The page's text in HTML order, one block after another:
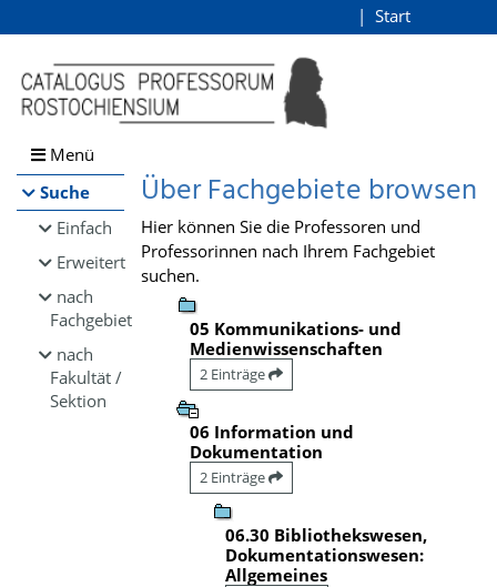
Browsen
direkt zum Inhalt
Start
Menü
Suche
Einfach
Erweitert
nach
Fachgebiet
nach
Fakultät /
Sektion
Über Fachgebiete browsen
Hier können Sie die Professoren und
Professorinnen nach Ihrem Fachgebiet
suchen.
05 Kommunikations- und
Medienwissenschaften
2 Einträge
06 Information und
Dokumentation
2 Einträge
06.30 Bibliothekswesen,
Dokumentationswesen:
Allgemeines